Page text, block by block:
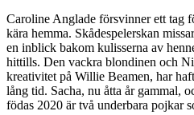
Caroline Anglade försvinner ett tag
kära hemma. Skådespelerskan
en inblick bakom kulisserna av
hittills. Den vackra blondinen och
kreativitet på Willie Beamen, har
lång tid. Sacha, nu åtta år gammal,
födas 2020 är två underbara pojkar